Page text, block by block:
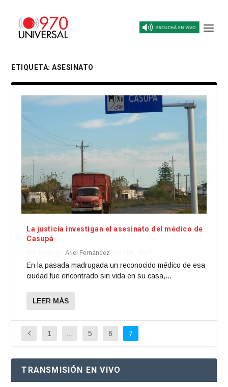
ETIQUETA:ASESINATO
La justicia investigan el asesinato del médico de
Casupá
Publicado porAriel Fernández
En la pasada madrugada un reconocido médico de esa
ciudad fue encontrado sin vida en su casa,...
LEER MÁS
1 … 5 6 7
TRANSMISIÓN EN VIVO